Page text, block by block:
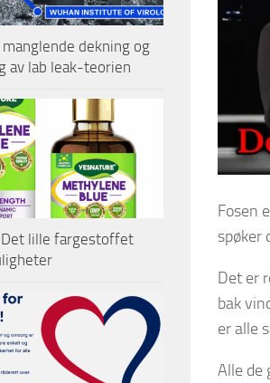
Fosen
spøker
Det er
bak
er alle
Alle de
dekning og
av lab leak-teorien
lille fargestoffet